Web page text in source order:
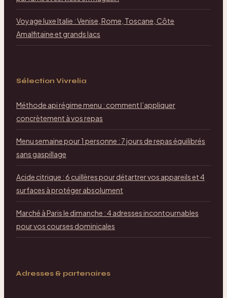
Voyage luxe Italie : Venise, Rome, Toscane, Côte
Amalfitaine et grands lacs
Sélection Vivrelia
Méthode api régime menu : comment l’appliquer
concrètement à vos repas
Menu semaine pour 1 personne : 7 jours de repas équilibrés
sans gaspillage
Acide citrique : 6 cuillères pour détartrer vos appareils et 4
surfaces à protéger absolument
Marché à Paris le dimanche : 4 adresses incontournables
pour vos courses dominicales
Adresses & partenaires